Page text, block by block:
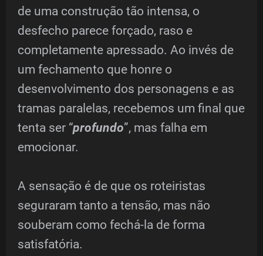
de uma construção tão intensa, o
desfecho parece forçado, raso e
completamente apressado. Ao invés de
um fechamento que honre o
desenvolvimento dos personagens e as
tramas paralelas, recebemos um final que
tenta ser “profundo”, mas falha em
emocionar.
A sensação é de que os roteiristas
seguraram tanto a tensão, mas não
souberam como fechá-la de forma
satisfatória.